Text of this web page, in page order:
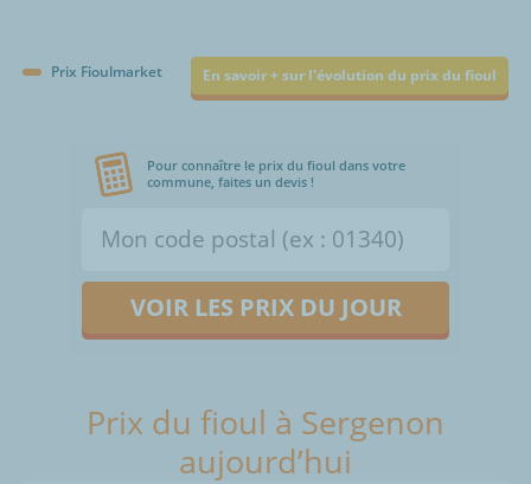
Prix Fioulmarket En savoir + sur l'évolution du prix du fioul
Pour connaître le prix du fioul dans votre
commune, faites un devis !
VOIR LES PRIX DU JOUR
Prix du fioul à Sergenon
aujourd’hui